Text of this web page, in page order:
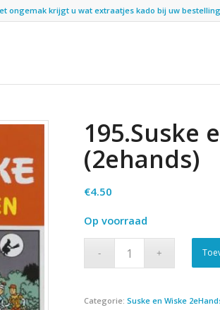
ongemak krijgt u wat extraatjes kado bij uw
195.Suske
(2ehands)
€4.50
Op voorraad
Categorie:Suske en Wiske